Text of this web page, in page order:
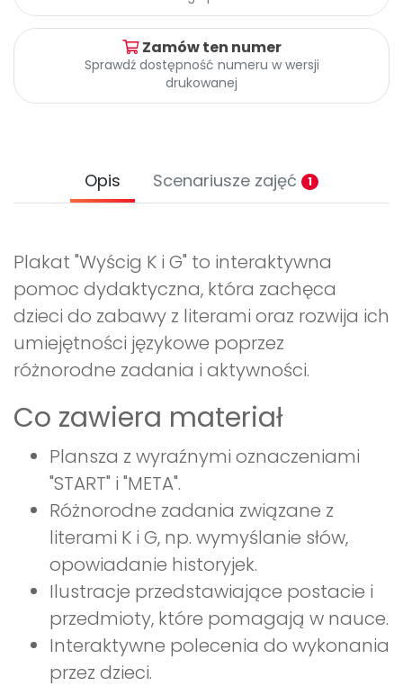
Pomoc
Zamów ten numer
Sprawdź dostępność numeru w wersji
drukowanej
Opis Scenariusze zajęć 1
Plakat "Wyścig K i G" to interaktywna
pomoc dydaktyczna, która zachęca
dzieci do zabawy z literami oraz rozwija ich
umiejętności językowe poprzez
różnorodne zadania i aktywności.
Co zawiera materiał
Plansza z wyraźnymi oznaczeniami
"START" i "META".
Różnorodne zadania związane z
literami K i G, np. wymyślanie słów,
opowiadanie historyjek.
Ilustracje przedstawiające postacie i
przedmioty, które pomagają w nauce.
Interaktywne polecenia do wykonania
przez dzieci.